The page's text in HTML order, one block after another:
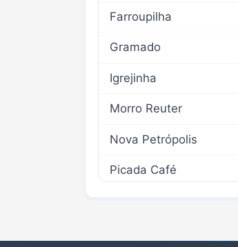
Farroupilha
Gramado
Igrejinha
Morro Reuter
Nova Petrópolis
Picada Café